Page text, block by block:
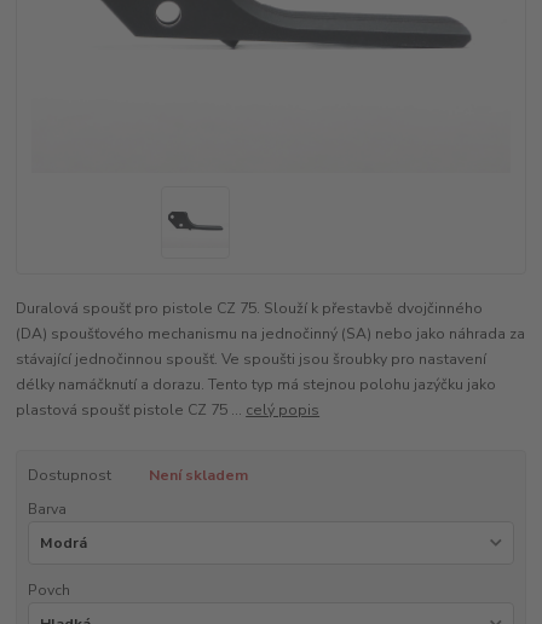
Duralová spoušť pro pistole CZ 75. Slouží k přestavbě dvojčinného
(DA) spoušťového mechanismu na jednočinný (SA) nebo jako náhrada za
stávající jednočinnou spoušť. Ve spoušti jsou šroubky pro nastavení
délky namáčknutí a dorazu. Tento typ má stejnou polohu jazýčku jako
plastová spoušť pistole CZ 75 ... celý popis
Dostupnost
Není skladem
Barva
Povch